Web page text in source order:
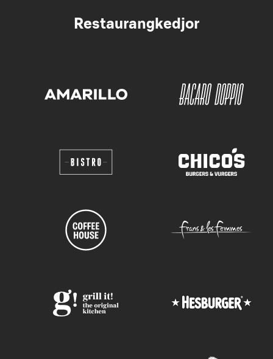
Restaurangkedjor